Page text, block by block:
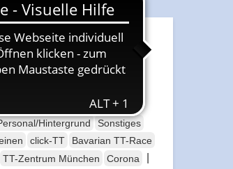
Mannschaftssport Jugend
Hintergrund
Sonstiges
click-TT
Bavarian TT-Race
TT-Zentrum München Corona